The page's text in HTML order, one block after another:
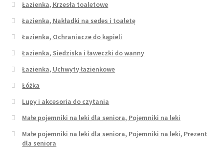
Łazienka, Krzesła toaletowe
Łazienka, Nakładki na sedes i toaletę
Łazienka, Ochraniacze do kąpieli
Łazienka, Siedziska i ławeczki do wanny
Łazienka, Uchwyty łazienkowe
Łóżka
Lupy i akcesoria do czytania
Małe pojemniki na leki dla seniora, Pojemniki na leki
Małe pojemniki na leki dla seniora, Pojemniki na leki, Prezent
dla seniora